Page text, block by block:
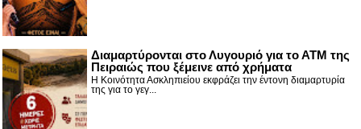
Διαμαρτύρονται στο Λυγουριό για το ΑΤΜ της
Πειραιώς που ξέμεινε από χρήματα
Η Κοινότητα Ασκληπιείου εκφράζει την έντονη διαμαρτυρία
της για το γεγ...